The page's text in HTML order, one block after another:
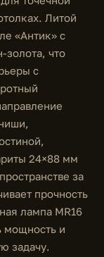
Литой
«Антик» с
золота, что
с
24×88 мм
за
прочность
лампа MR16
мощность и
задачу.